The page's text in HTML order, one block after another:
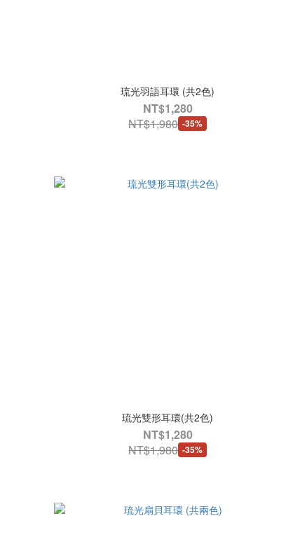
琉光羽語耳環 (共2色)
NT$1,280
NT$1,980 -35%
琉光雙形耳環(共2色)
NT$1,280
NT$1,980 -35%